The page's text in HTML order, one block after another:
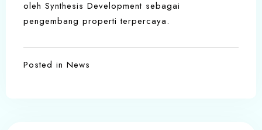
oleh Synthesis Development sebagai
pengembang properti terpercaya.
Posted in News